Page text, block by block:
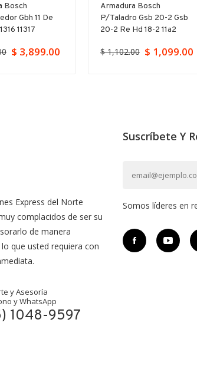
Bosch
Gbh 11 De
11317
$ 3,899.00
Armadura Bosch
P/taladro Gsb 20-2 Gsb
20-2 Re Hd 18-2 11a2
$ 1,102.00 $ 1,099.00
Express del Norte
complacidos de ser su
de manera
que usted requiera con
y Asesoría
y WhatsApp
1048-9597
Suscríbete Y
Somos líderes en